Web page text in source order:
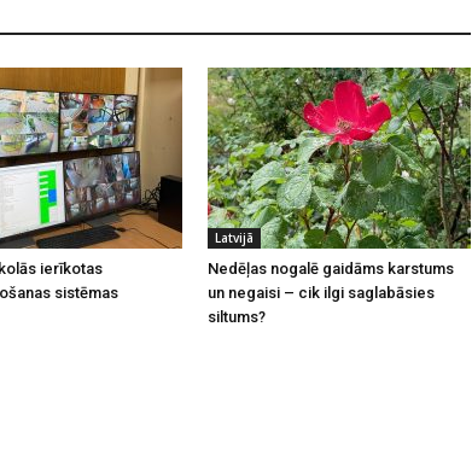
ierīkotas
sistēmas
Latvijā
Nedēļas nogalē gaidāms karstums
un negaisi – cik ilgi saglabāsies
siltums?